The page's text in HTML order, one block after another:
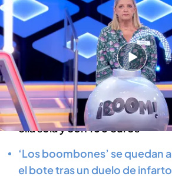
¡Boom!
12 NOV 2024 - 20:07h.
‘Los boombones’ se acercan
euros de bote particular
Marta se enfrentaba a la
ella sola y con 100 euros
‘Los boombones’ se quedan
el bote tras un duelo de infarto